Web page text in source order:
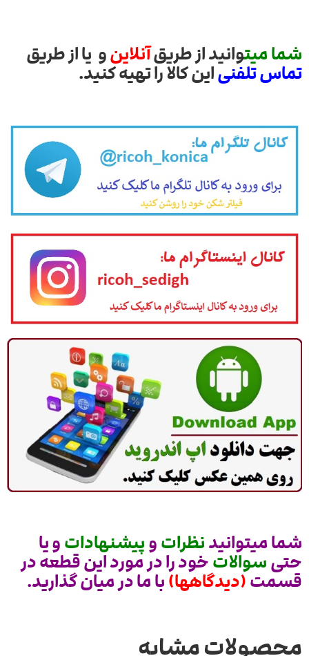
شما میتوانید از طریقآنلاینو یا از طریق
تماس تلفنیاین کالا را تهیه کنید.
شما میتوانیدنظراتوپیشنهاداتو یا
حتیسوالاتخود را در مورد این قطعه در
قسمت(دیدگاهها)با ما در میان گذارید.
محصولات مشابه